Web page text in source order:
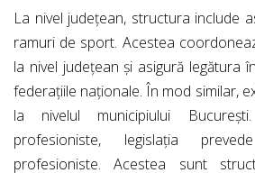
La nivel județean, structura include
ramuri de sport. Acestea
la nivel județean și asigură legătura
federațiile naționale. În mod similar,
la nivelul municipiului
profesioniste, legislația
profesioniste. Acestea sunt